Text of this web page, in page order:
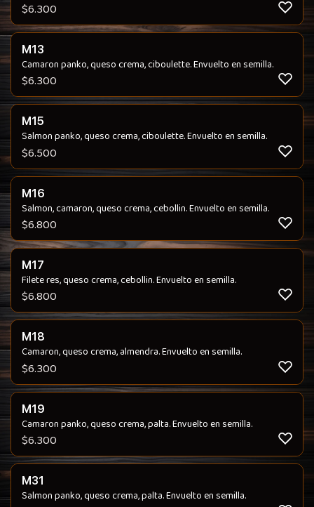
$6.300
M13
Camaron panko, queso crema, ciboulette. Envuelto en semilla.
$6.300
M15
Salmon panko, queso crema, ciboulette. Envuelto en semilla.
$6.500
M16
Salmon, camaron, queso crema, cebollin. Envuelto en semilla.
$6.800
M17
Filete res, queso crema, cebollin. Envuelto en semilla.
$6.800
M18
Camaron, queso crema, almendra. Envuelto en semilla.
$6.300
M19
Camaron panko, queso crema, palta. Envuelto en semilla.
$6.300
M31
Salmon panko, queso crema, palta. Envuelto en semilla.